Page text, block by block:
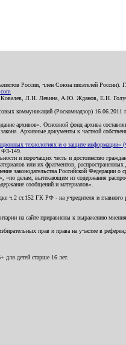
России, член Союза писателей
Ковалев, Л.Н. Левина, А.Ю. Жданов, Е.Н.
коммуникаций (Роскомнадзор) 16.06.2011
архивов». Основной фонд архива
Архивные документы к частной
технологиях и о защите информации»
ФЗ-149.
и порочащих честь и достоинство
или их фрагментов,
законодательства Российской Федерации о
делам, вытекающим из содержания
сообщений и материалов».
ст.152 ГК РФ - на учредителя и главного
на сайте приравнены к выражению
прав и права на участие в
для детей старше 16 лет.